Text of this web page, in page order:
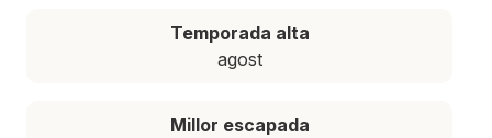
Temporada alta
agost
Millor escapada